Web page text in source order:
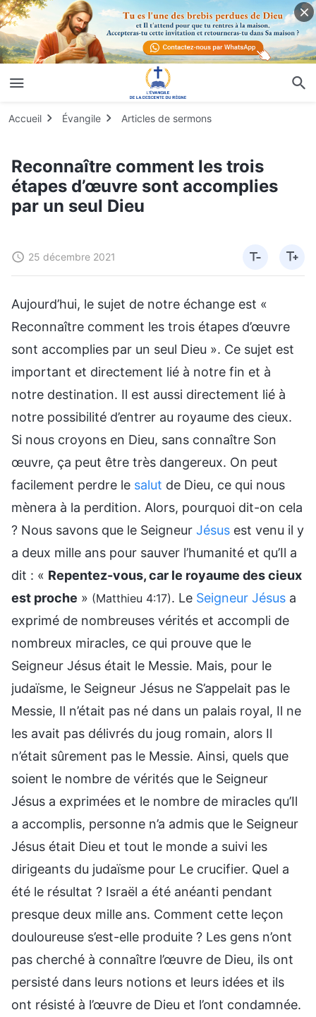
Accueil Évangile Articles de sermons
Reconnaître comment les trois
étapes d’œuvre sont accomplies
par un seul Dieu
25 décembre 2021
Aujourd’hui, le sujet de notre échange est «
Reconnaître comment les trois étapes d’œuvre
sont accomplies par un seul Dieu ». Ce sujet est
important et directement lié à notre fin et à
notre destination. Il est aussi directement lié à
notre possibilité d’entrer au royaume des cieux.
Si nous croyons en Dieu, sans connaître Son
œuvre, ça peut être très dangereux. On peut
facilement perdre le salut de Dieu, ce qui nous
mènera à la perdition. Alors, pourquoi dit-on cela
? Nous savons que le Seigneur Jésus est venu il y
a deux mille ans pour sauver l’humanité et qu’Il a
dit : « Repentez-vous, car le royaume des cieux
est proche » (Matthieu 4:17). Le Seigneur Jésus a
exprimé de nombreuses vérités et accompli de
nombreux miracles, ce qui prouve que le
Seigneur Jésus était le Messie. Mais, pour le
judaïsme, le Seigneur Jésus ne S’appelait pas le
Messie, Il n’était pas né dans un palais royal, Il ne
les avait pas délivrés du joug romain, alors Il
n’était sûrement pas le Messie. Ainsi, quels que
soient le nombre de vérités que le Seigneur
Jésus a exprimées et le nombre de miracles qu’Il
a accomplis, personne n’a admis que le Seigneur
Jésus était Dieu et tout le monde a suivi les
dirigeants du judaïsme pour Le crucifier. Quel a
été le résultat ? Israël a été anéanti pendant
presque deux mille ans. Comment cette leçon
douloureuse s’est-elle produite ? Les gens n’ont
pas cherché à connaître l’œuvre de Dieu, ils ont
persisté dans leurs notions et leurs idées et ils
ont résisté à l’œuvre de Dieu et l’ont condamnée.